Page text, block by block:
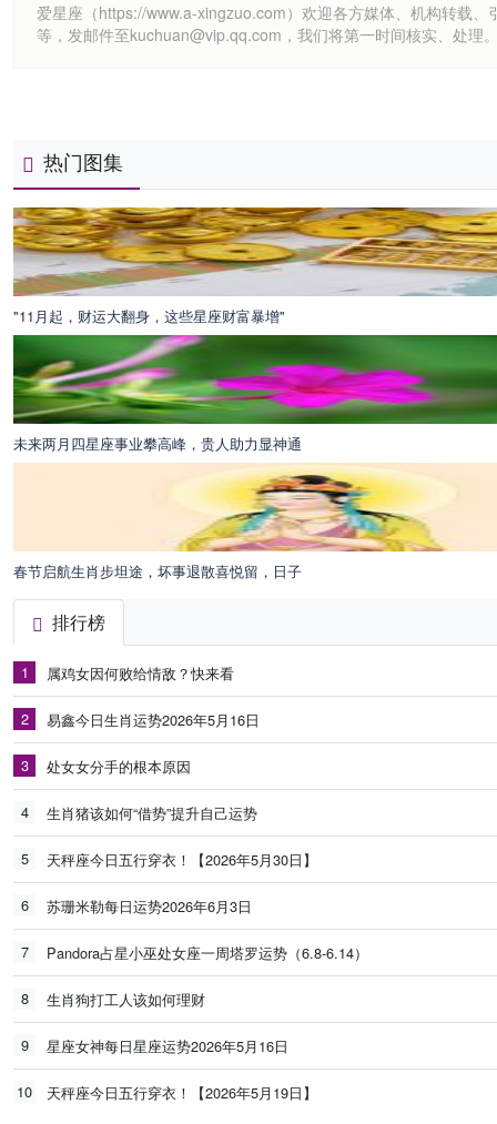
爱星座（https://www.a-xingzuo.com）欢迎各方媒体、机构转载
等，发邮件至kuchuan@vip.qq.com，我们将第一时间核实、处理
热门图集
"11月起，财运大翻身，这些星座财富暴增"
未来两月四星座事业攀高峰，贵人助力显神通
春节启航生肖步坦途，坏事退散喜悦留，日子
排行榜
1 属鸡女因何败给情敌？快来看
2 易鑫今日生肖运势2026年5月16日
3 处女女分手的根本原因
4 生肖猪该如何“借势”提升自己运势
5 天秤座今日五行穿衣！【2026年5月30日】
6 苏珊米勒每日运势2026年6月3日
7 Pandora占星小巫处女座一周塔罗运势（6.8-6.14）
8 生肖狗打工人该如何理财
9 星座女神每日星座运势2026年5月16日
10 天秤座今日五行穿衣！【2026年5月19日】